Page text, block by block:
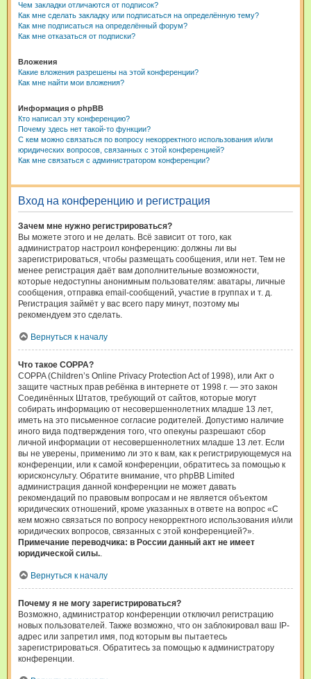
Чем закладки отличаются от подписок?
Как мне сделать закладку или подписаться на определённую тему?
Как мне подписаться на определённый форум?
Как мне отказаться от подписки?
Вложения
Какие вложения разрешены на этой конференции?
Как мне найти мои вложения?
Информация о phpBB
Кто написал эту конференцию?
Почему здесь нет такой-то функции?
С кем можно связаться по вопросу некорректного использования и/или
юридических вопросов, связанных с этой конференцией?
Как мне связаться с администратором конференции?
Вход на конференцию и регистрация
Зачем мне нужно регистрироваться?
Вы можете этого и не делать. Всё зависит от того, как
администратор настроил конференцию: должны ли вы
зарегистрироваться, чтобы размещать сообщения, или нет. Тем не
менее регистрация даёт вам дополнительные возможности,
которые недоступны анонимным пользователям: аватары, личные
сообщения, отправка email-сообщений, участие в группах и т. д.
Регистрация займёт у вас всего пару минут, поэтому мы
рекомендуем это сделать.
Вернуться к началу
Что такое COPPA?
COPPA (Children’s Online Privacy Protection Act of 1998), или Акт о
защите частных прав ребёнка в интернете от 1998 г. — это закон
Соединённых Штатов, требующий от сайтов, которые могут
собирать информацию от несовершеннолетних младше 13 лет,
иметь на это письменное согласие родителей. Допустимо наличие
иного вида подтверждения того, что опекуны разрешают сбор
личной информации от несовершеннолетних младше 13 лет. Если
вы не уверены, применимо ли это к вам, как к регистрирующемуся на
конференции, или к самой конференции, обратитесь за помощью к
юрисконсульту. Обратите внимание, что phpBB Limited
администрация данной конференции не может давать
рекомендаций по правовым вопросам и не является объектом
юридических отношений, кроме указанных в ответе на вопрос «С
кем можно связаться по вопросу некорректного использования и/или
юридических вопросов, связанных с этой конференцией?».
Примечание переводчика: в России данный акт не имеет
юридической силы..
Вернуться к началу
Почему я не могу зарегистрироваться?
Возможно, администратор конференции отключил регистрацию
новых пользователей. Также возможно, что он заблокировал ваш IP-
адрес или запретил имя, под которым вы пытаетесь
зарегистрироваться. Обратитесь за помощью к администратору
конференции.